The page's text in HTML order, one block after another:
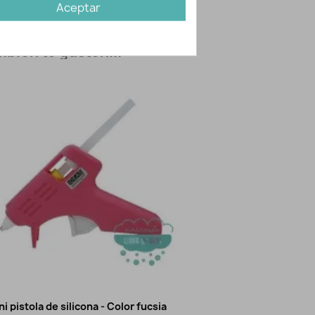
Mercería Lluvia de Ideas
te gusten...
Vista rápida
pistola de silicona - Color fucsia
Aceptar